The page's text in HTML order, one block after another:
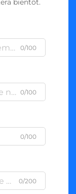
bientôt.
0/100
0/100
0/100
0/200